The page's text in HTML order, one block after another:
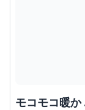
モコモコ暖